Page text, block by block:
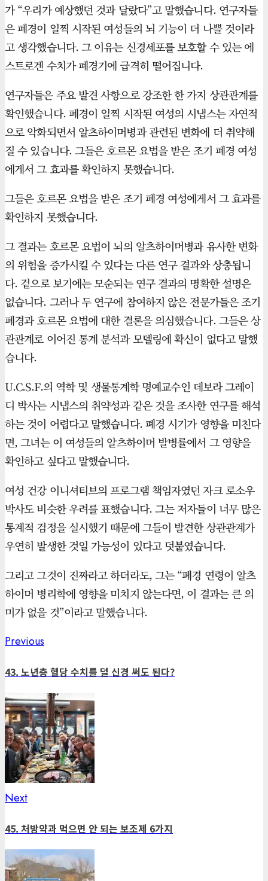
가 “우리가 예상했던 것과 달랐다”고 말했습니다. 연구자들
은 폐경이 일찍 시작된 여성들의 뇌 기능이 더 나쁠 것이라
고 생각했습니다. 그 이유는 신경세포를 보호할 수 있는 에
스트로겐 수치가 폐경기에 급격히 떨어집니다.
연구자들은 주요 발견 사항으로 강조한 한 가지 상관관계를
확인했습니다. 폐경이 일찍 시작된 여성의 시냅스는 자연적
으로 악화되면서 알츠하이머병과 관련된 변화에 더 취약해
질 수 있습니다. 그들은 호르몬 요법을 받은 조기 폐경 여성
에게서 그 효과를 확인하지 못했습니다.
그들은 호르몬 요법을 받은 조기 폐경 여성에게서 그 효과를
확인하지 못했습니다.
그 결과는 호르몬 요법이 뇌의 알츠하이머병과 유사한 변화
의 위험을 증가시킬 수 있다는 다른 연구 결과와 상충됩니
다. 겉으로 보기에는 모순되는 연구 결과의 명확한 설명은
없습니다. 그러나 두 연구에 참여하지 않은 전문가들은 조기
폐경과 호르몬 요법에 대한 결론을 의심했습니다. 그들은 상
관관계로 이어진 통계 분석과 모델링에 확신이 없다고 말했
습니다.
U.C.S.F.의 역학 및 생물통계학 명예교수인 데보라 그레이
디 박사는 시냅스의 취약성과 같은 것을 조사한 연구를 해석
하는 것이 어렵다고 말했습니다. 폐경 시기가 영향을 미친다
면, 그녀는 이 여성들의 알츠하이머 발병률에서 그 영향을
확인하고 싶다고 말했습니다.
여성 건강 이니셔티브의 프로그램 책임자였던 자크 로소우
박사도 비슷한 우려를 표했습니다. 그는 저자들이 너무 많은
통계적 검정을 실시했기 때문에 그들이 발견한 상관관계가
우연히 발생한 것일 가능성이 있다고 덧붙였습니다.
그리고 그것이 진짜라고 하더라도, 그는 “폐경 연령이 알츠
하이머 병리학에 영향을 미치지 않는다면, 이 결과는 큰 의
미가 없을 것”이라고 말했습니다.
Post
navigation
Previous
43. 노년층 혈당 수치를 덜 신경 써도 된다?
NextNext
45. 처방약과 먹으면 안 되는 보조제 6가지